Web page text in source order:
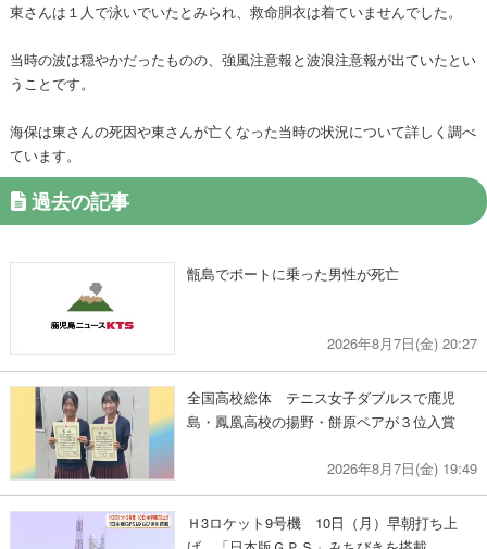
東さんは１人で泳いでいたとみられ、救命胴衣は着ていませんでした。
当時の波は穏やかだったものの、強風注意報と波浪注意報が出ていたとい
うことです。
海保は東さんの死因や東さんが亡くなった当時の状況について詳しく調べ
ています。
過去の記事
甑島でボートに乗った男性が死亡
2026年8月7日(金) 20:27
全国高校総体 テニス女子ダブルスで鹿児
島・鳳凰高校の揚野・餅原ペアが３位入賞
2026年8月7日(金) 19:49
Ｈ3ロケット9号機 10日（月）早朝打ち上